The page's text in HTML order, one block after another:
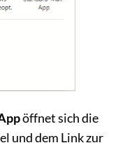
öffnet sich die
und dem Link zur